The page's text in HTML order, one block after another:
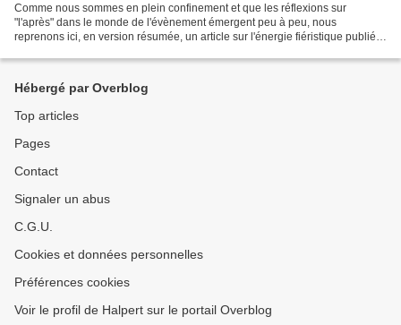
Comme nous sommes en plein confinement et que les réflexions sur
"l'après" dans le monde de l'évènement émergent peu à peu, nous
reprenons ici, en version résumée, un article sur l'énergie fiéristique publié
Hébergé par Overblog
Top articles
Pages
Contact
Signaler un abus
C.G.U.
Cookies et données personnelles
Préférences cookies
Voir le profil de Halpert sur le portail Overblog